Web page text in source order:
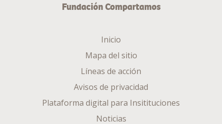
Fundación Compartamos
Inicio
Mapa del sitio
Líneas de acción
Avisos de privacidad
Plataforma digital para Insitituciones
Noticias